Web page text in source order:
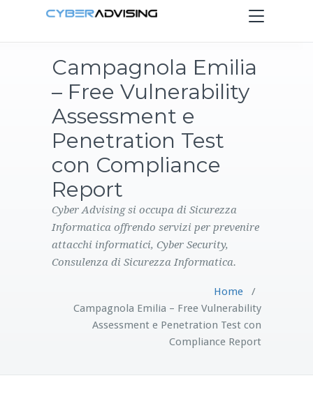
Toggle
navigation
PRODOTTI
CONTATTI
Campagnola Emilia
– Free Vulnerability
Assessment e
Penetration Test
con Compliance
Report
Cyber Advising si occupa di Sicurezza
Informatica offrendo servizi per prevenire
attacchi informatici, Cyber Security,
Consulenza di Sicurezza Informatica.
Home/
Campagnola Emilia – Free Vulnerability
Assessment e Penetration Test con
Compliance Report